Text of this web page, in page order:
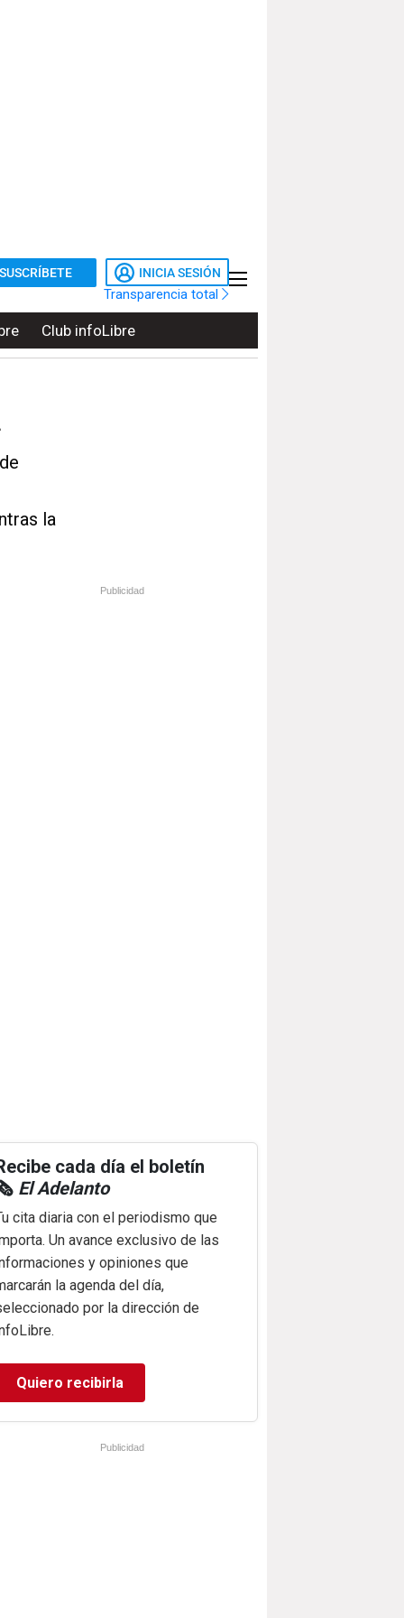
SUSCRÍBETE INICIA SESIÓN
Transparencia total
Club infoLibre
la
Publicidad
cada día el boletín
El Adelanto
cita diaria con el periodismo que
Un avance exclusivo de las
y opiniones que
la agenda del día,
por la dirección de
Quiero recibirla
Publicidad